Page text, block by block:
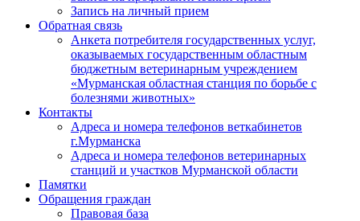
Запись на личный прием
Обратная связь
Анкета потребителя государственных услуг,
оказываемых государственным областным
бюджетным ветеринарным учреждением
«Мурманская областная станция по борьбе с
болезнями животных»
Контакты
Адреса и номера телефонов веткабинетов
г.Мурманска
Адреса и номера телефонов ветеринарных
станций и участков Мурманской области
Памятки
Обращения граждан
Правовая база